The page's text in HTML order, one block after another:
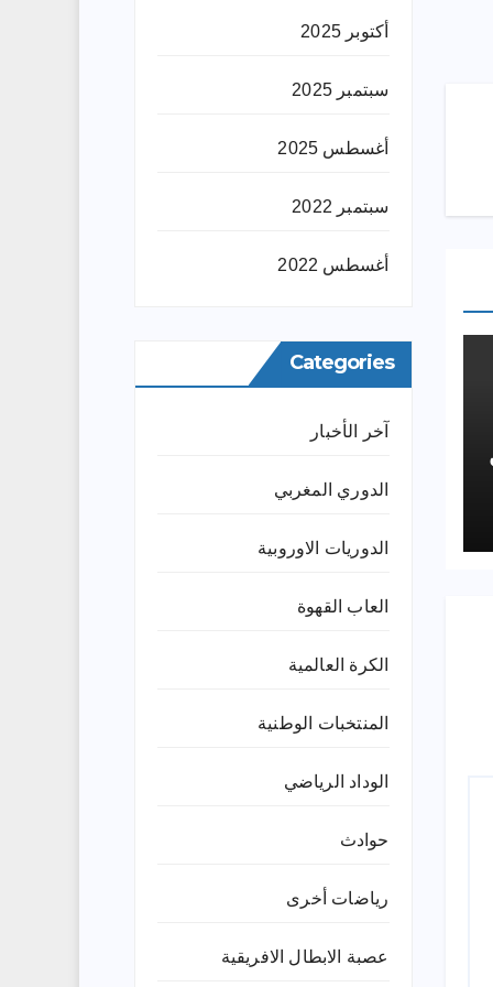
أكتوبر 2025
سبتمبر 2025
أغسطس 2025
سبتمبر 2022
أغسطس 2022
Categories
آخر الأخبار
الدوري المغربي
الدوريات الاوروبية
العاب القهوة
الكرة العالمية
المنتخبات الوطنية
الوداد الرياضي
حوادث
رياضات أخرى
عصبة الابطال الافريقية